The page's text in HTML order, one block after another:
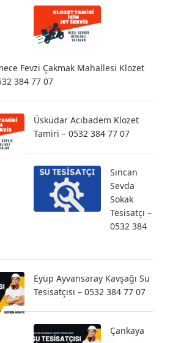
Fevzi Çakmak Mahallesi Klozet
384 77 07
Üsküdar Acıbadem Klozet
Tamiri – 0532 384 77 07
Sincan
Sevda
Sokak
Tesisatçı –
0532 384
Eyüp Ayvansaray Kavşağı Su
Tesisatçısı – 0532 384 77 07
Çankaya